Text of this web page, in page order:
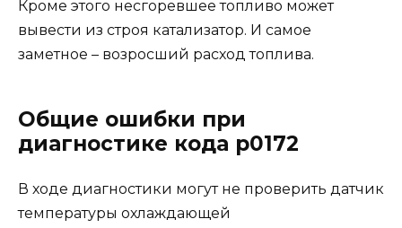
Кроме этого несгоревшее топливо может
вывести из строя катализатор. И самое
заметное – возросший расход топлива.
Общие ошибки при
диагностике кода p0172
В ходе диагностики могут не проверить датчик
температуры охлаждающей